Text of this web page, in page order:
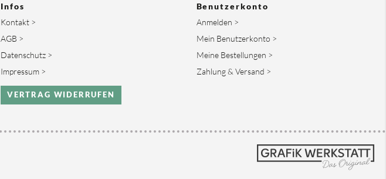
Infos
Kontakt >
AGB >
Datenschutz >
Impressum >
VERTRAG WIDERRUFEN
Benutzerkonto
Anmelden >
Mein Benutzerkonto >
Meine Bestellungen >
Zahlung & Versand >